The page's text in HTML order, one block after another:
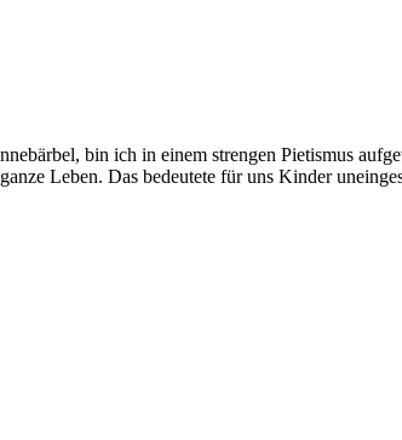
bin ich in einem strengen Pietismus
Leben. Das bedeutete für uns Kinder